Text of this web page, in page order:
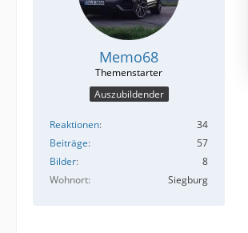
Memo68
Auszubildender
Reaktionen
34
Beiträge
57
Bilder
8
Wohnort
Siegburg